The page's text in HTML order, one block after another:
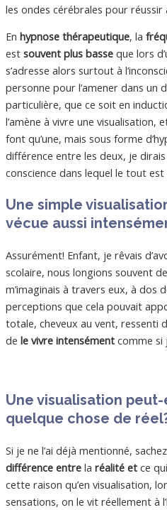
les ondes cérébrales pour réussir
En hypnose thérapeutique, la
est souvent plus basse que lors
s’adresse alors surtout à
personne pour l’amener dans un
particulière, que ce soit en
l’amène à vivre une visualisation,
font qu’une, mais sous forme
différence entre les deux, je dirais
conscience dans lequel le tout est
Une simple
vécue aussi
Assurément! Enfant, je rêvais
scolaire, nous longions souvent
m’imaginais à travers eux, à dos
perceptions que cela pouvait
totale, cheveux au vent, ressenti
de le vivre intensément comme si
Une visualisation
quelque chose de
Si je ne l’ai déjà mentionné,
différence entre la réalité et ce
cette raison qu’en visualisation,
sensations, on le vit réellement à